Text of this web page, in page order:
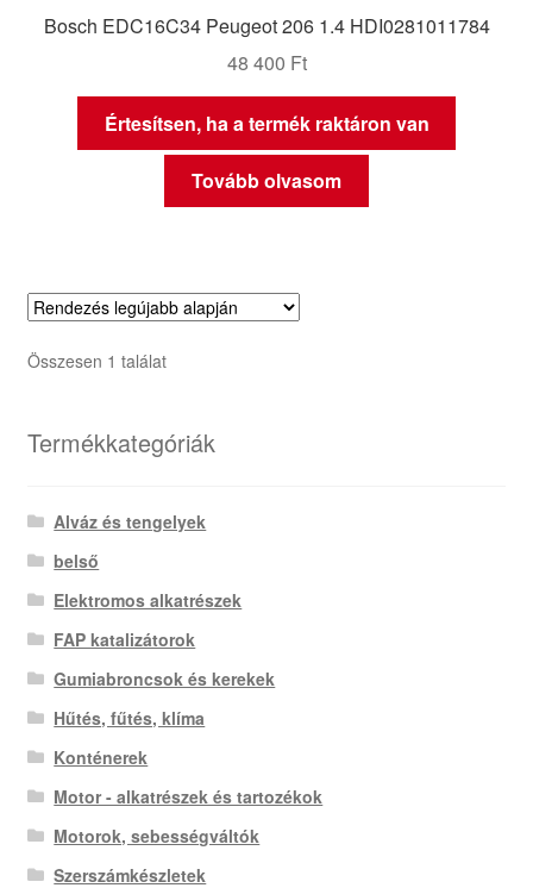
Bosch EDC16C34 Peugeot 206 1.4 HDI0281011784
48 400 Ft
Értesítsen, ha a termék raktáron van
Tovább olvasom
Összesen 1 találat
Termékkategóriák
Alváz és tengelyek
belső
Elektromos alkatrészek
FAP katalizátorok
Gumiabroncsok és kerekek
Hűtés, fűtés, klíma
Konténerek
Motor - alkatrészek és tartozékok
Motorok, sebességváltók
Szerszámkészletek